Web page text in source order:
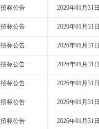
招标公告 2026年01月31日
招标公告 2026年01月31日
招标公告 2026年01月31日
招标公告 2026年01月31日
招标公告 2026年01月31日
招标公告 2026年01月31日
招标公告 2026年01月31日